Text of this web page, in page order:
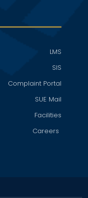
LMS
SIS
Complaint Portal
SUE Mail
Facilities
Careers